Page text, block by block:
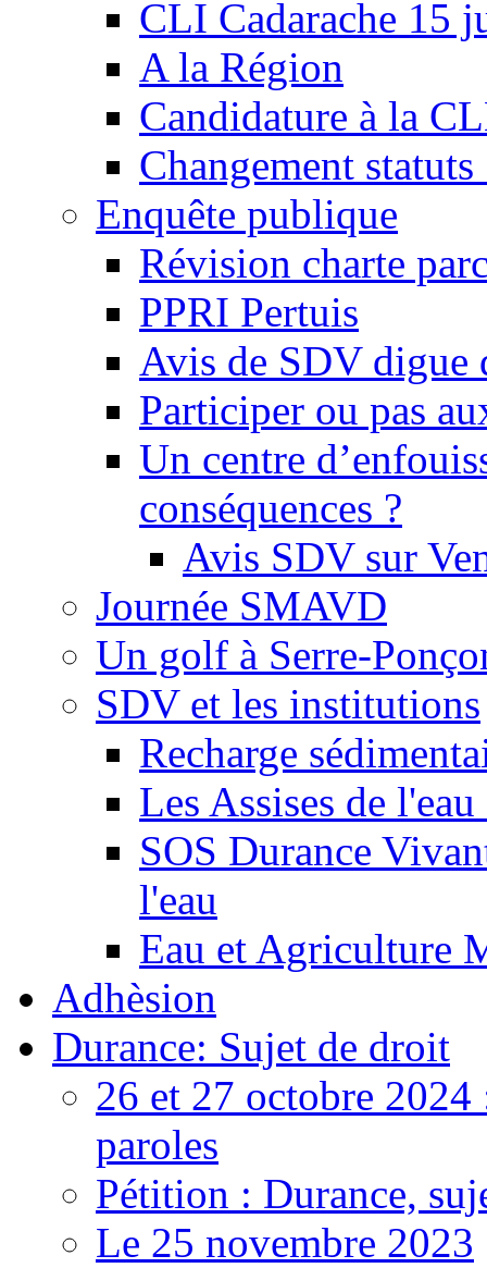
CLI Cadarache 15
A la Région
Candidature à la
Changement
Enquête publique
Révision charte
PPRI Pertuis
Avis de SDV digue
Participer ou pas
Un centre
conséquences ?
Avis SDV sur
Journée SMAVD
Un golf à Serre-
SDV et les institutions
Recharge
Les Assises de
SOS Durance
l'eau
Eau et Agriculture
Adhèsion
Durance: Sujet de droit
26 et 27 octobre 2024
paroles
Pétition : Durance,
Le 25 novembre 2023